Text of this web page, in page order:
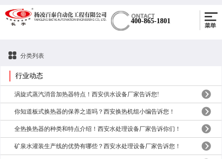
400-865-1801
分类列表
行业动态
涡旋式蒸汽消音加热器特点！西安供水设备厂家告诉您!
你知道板式换热器的保养之道吗？西安换热机组小编告诉您！
全热换热器的种类和特点介绍！西安水处理设备厂家告诉你们！
矿泉水灌装生产线的优势有哪些？西安水处理设备厂家告诉您！